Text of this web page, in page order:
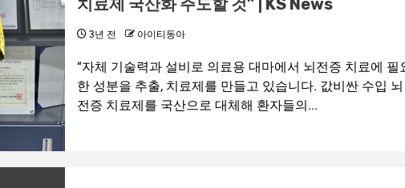
3년 전 아이티동아
“자체 기술력과 설비로 의료용 대마에서 뇌전증 치료에 필
한 성분을 추출, 치료제를 만들고 있습니다. 값비싼 수입 뇌
전증 치료제를 국산으로 대체해 환자들의...